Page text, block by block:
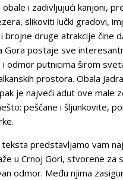
i zadivljujući kanjoni,
slikoviti lučki gradovi,
brojne druge atrakcije čine
Gora postaje sve
odmor putnicima širom
prostora. Obala
je najveći adut ove male
peščane i šljunkovite,
teksta predstavljamo vam
u Crnoj Gori, stvorene za
odmor. Među njima